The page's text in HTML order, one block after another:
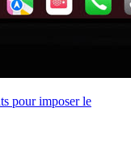
pour imposer le